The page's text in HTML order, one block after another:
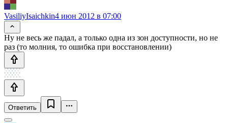
VasiliyIsaichkin4 июн 2012 в 07:00
Ну не весь же падал, а только одна из зон доступности, но не
раз (то молния, то ошибка при восстановлении)
Ответить